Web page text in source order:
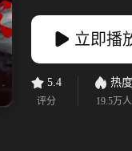
立即播
5.4
评分
热度
19.5万人